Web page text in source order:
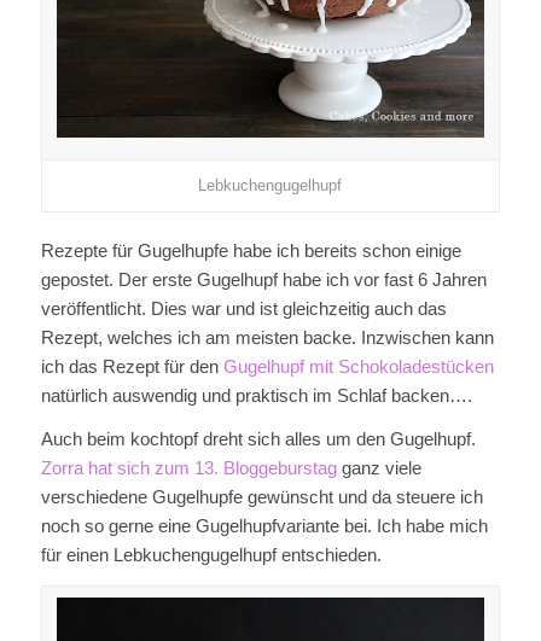
Lebkuchengugelhupf
Rezepte für Gugelhupfe habe ich bereits schon einige
gepostet. Der erste Gugelhupf habe ich vor fast 6 Jahren
veröffentlicht. Dies war und ist gleichzeitig auch das
Rezept, welches ich am meisten backe. Inzwischen kann
ich das Rezept für den Gugelhupf mit Schokoladestücken
natürlich auswendig und praktisch im Schlaf backen….
Auch beim kochtopf dreht sich alles um den Gugelhupf.
Zorra hat sich zum 13. Bloggeburstagganz viele
verschiedene Gugelhupfe gewünscht und da steuere ich
noch so gerne eine Gugelhupfvariante bei. Ich habe mich
für einen Lebkuchengugelhupf entschieden.